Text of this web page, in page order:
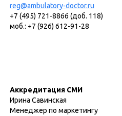
reg@ambulatory-doctor.ru
+7 (495) 721-8866 (доб. 118)
моб.: +7 (926) 612-91-28
Аккредитация СМИ
Ирина Савинская
Менеджер по маркетингу